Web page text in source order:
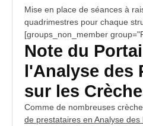
Mise en place de séances à
quadrimestres pour chaque
[groups_non_member
Note du
l'Analyse des
sur les
Comme de nombreuses
de prestataires en Analyse des